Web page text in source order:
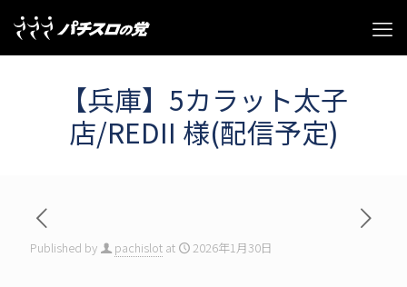
【兵庫】5カラット太子
店/REDII 様(配信予定)
Published by pachislot at 2026年1月30日